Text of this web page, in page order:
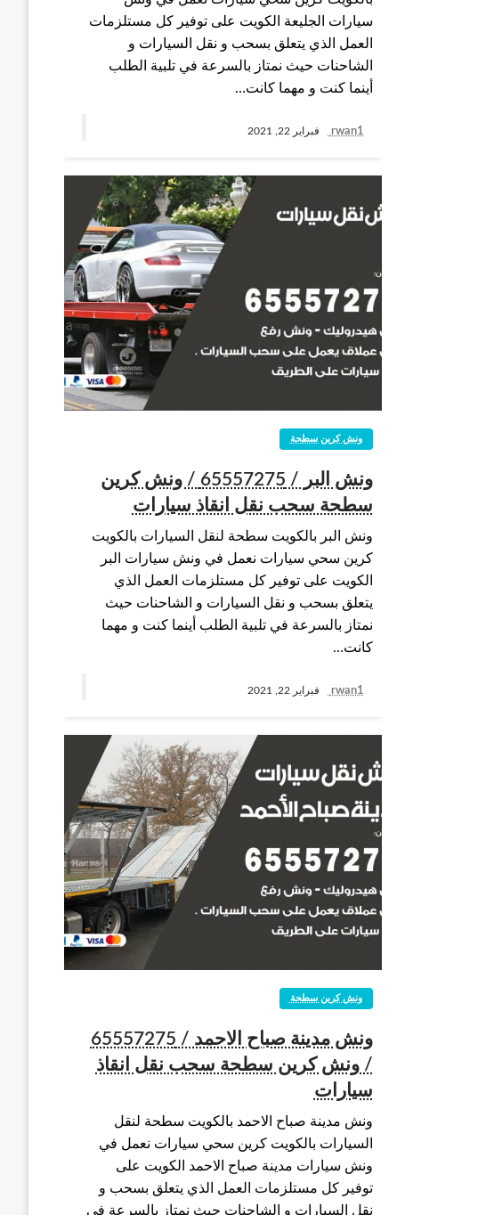
سيارات الجليعة الكويت على توفير كل مستلزمات
العمل الذي يتعلق بسحب و نقل السيارات و
الشاحنات حيث نمتاز بالسرعة في تلبية الطلب
أينما كنت و مهما كانت…
rwan1 فبراير 22, 2021
ونش كرين سطحة
ونش البر / 65557275 / ونش كرين
سطحة سحب نقل انقاذ سيارات
ونش البر بالكويت سطحة لنقل السيارات بالكويت
كرين سحي سيارات نعمل في ونش سيارات البر
الكويت على توفير كل مستلزمات العمل الذي
يتعلق بسحب و نقل السيارات و الشاحنات حيث
نمتاز بالسرعة في تلبية الطلب أينما كنت و مهما
كانت…
rwan1 فبراير 22, 2021
ونش كرين سطحة
ونش مدينة صباح الاحمد / 65557275
/ ونش كرين سطحة سحب نقل انقاذ
سيارات
ونش مدينة صباح الاحمد بالكويت سطحة لنقل
السيارات بالكويت كرين سحي سيارات نعمل في
ونش سيارات مدينة صباح الاحمد الكويت على
توفير كل مستلزمات العمل الذي يتعلق بسحب و
نقل السيارات و الشاحنات حيث نمتاز بالسرعة في